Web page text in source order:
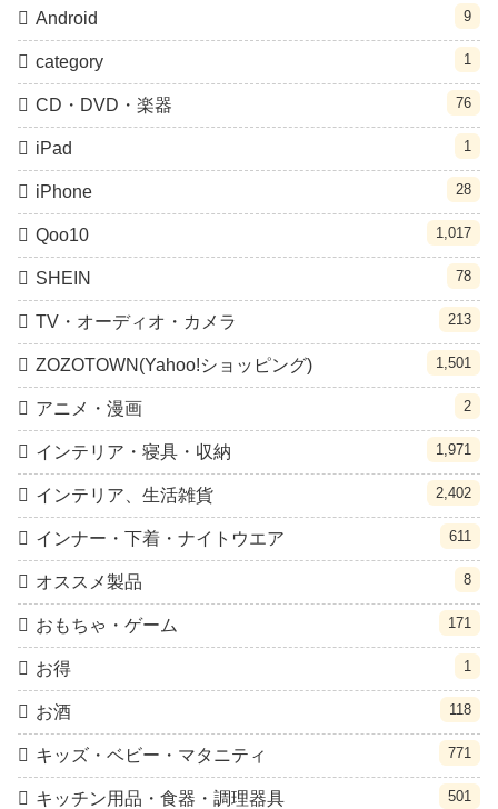
Android 9
category 1
CD・DVD・楽器 76
iPad 1
iPhone 28
Qoo10 1,017
SHEIN 78
TV・オーディオ・カメラ 213
ZOZOTOWN(Yahoo!ショッピング) 1,501
アニメ・漫画 2
インテリア・寝具・収納 1,971
インテリア、生活雑貨 2,402
インナー・下着・ナイトウエア 611
オススメ製品 8
おもちゃ・ゲーム 171
お得 1
お酒 118
キッズ・ベビー・マタニティ 771
キッチン用品・食器・調理器具 501